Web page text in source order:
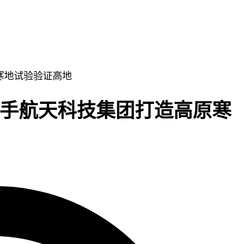
地试验验证高地
航天科技集团打造高原